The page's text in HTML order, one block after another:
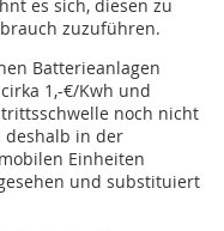
es sich, diesen zu
zuzuführen.
Batterieanlagen
1,-€/Kwh und
noch nicht
deshalb in der
Einheiten
und substituiert